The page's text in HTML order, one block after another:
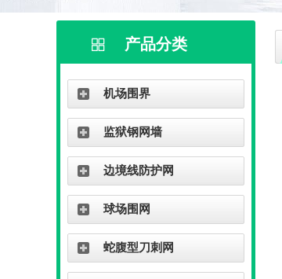
产品分类
机场围界
监狱钢网墙
边境线防护网
球场围网
蛇腹型刀刺网